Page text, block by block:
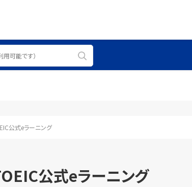
公式eラーニング
公式eラーニング